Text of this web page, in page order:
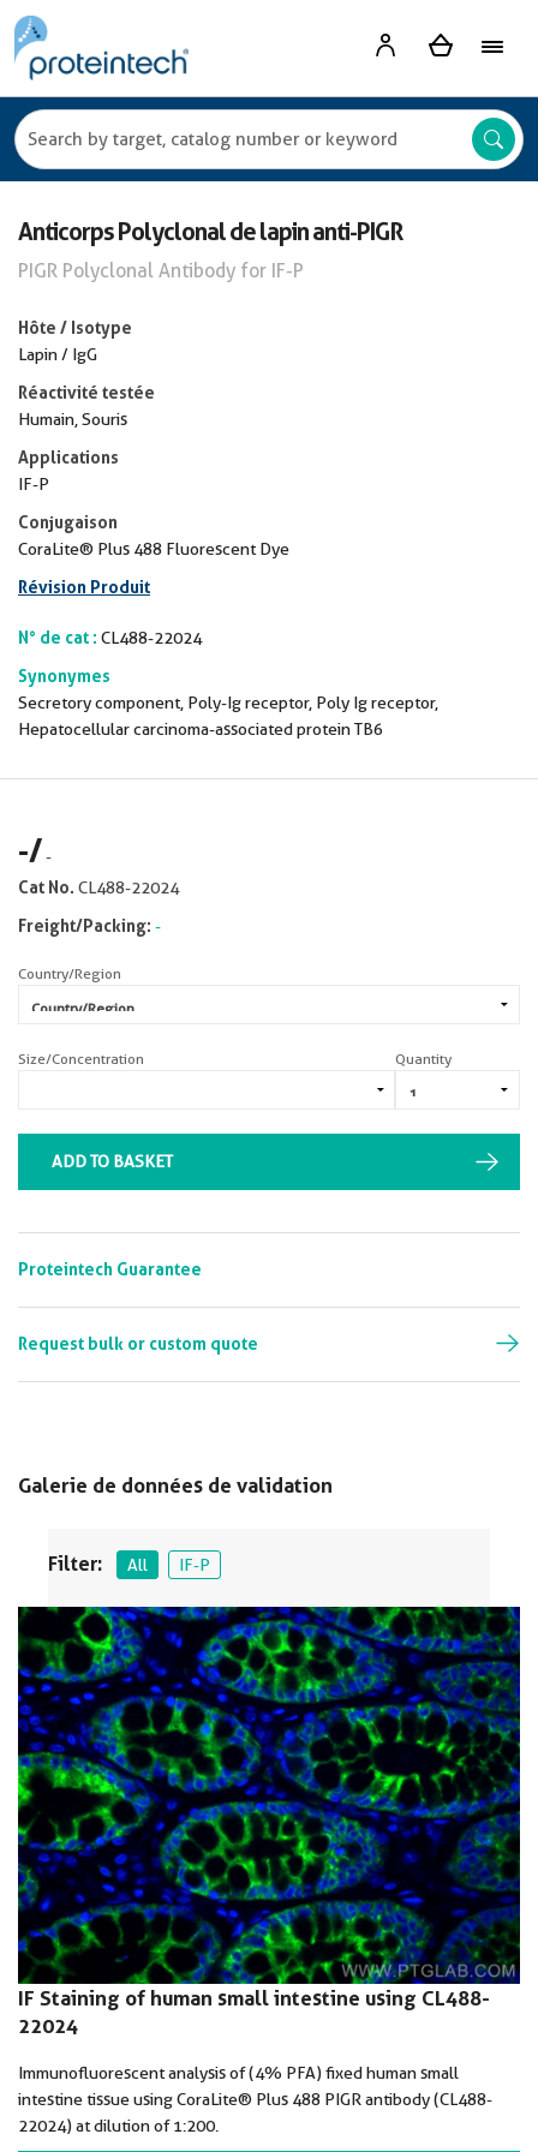
Anticorps Polyclonal de lapin anti-PIGR
PIGR Polyclonal Antibody for IF-P
Hôte / Isotype
Lapin / IgG
Réactivité testée
Humain, Souris
Applications
IF-P
Conjugaison
CoraLite® Plus 488 Fluorescent Dye
Révision Produit
N° de cat : CL488-22024
Synonymes
Secretory component, Poly-Ig receptor, Poly Ig receptor,
Hepatocellular carcinoma-associated protein TB6
Galerie de données de validation
Filter: All IF-P
IF Staining of human small intestine using CL488-
22024
Immunofluorescent analysis of (4% PFA) fixed human small
intestine tissue using CoraLite® Plus 488 PIGR antibody (CL488-
22024) at dilution of 1:200.
-/-
Cat No. CL488-22024
Freight/Packing: -
Country/Region
Size/Concentration Quantity
ADD TO BASKET
Proteintech Guarantee
Request bulk or custom quote